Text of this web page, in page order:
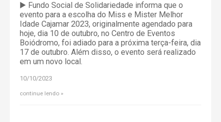
▶️ Fundo Social de Solidariedade informa que o
evento para a escolha do Miss e Mister Melhor
Idade Cajamar 2023, originalmente agendado para
hoje, dia 10 de outubro, no Centro de Eventos
Boiódromo, foi adiado para a próxima terça-feira, dia
17 de outubro. Além disso, o evento será realizado
em um novo local.
10/10/2023
continue lendo